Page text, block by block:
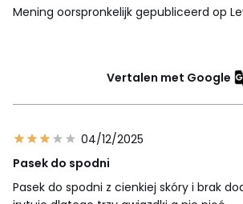
Mening oorspronkelijk gepubliceerd op
Vertalen met Google
04/12/2025
Pasek do spodni
Pasek do spodni z cienkiej skóry i brak